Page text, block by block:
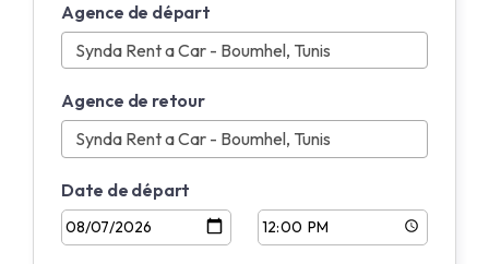
Anglais
Agence de départ
Agence de retour
Date de départ